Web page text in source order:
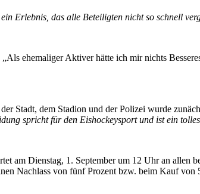
Erlebnis, das alle Beteiligten nicht so schnell
ehemaliger Aktiver hätte ich mir nichts
Stadt, dem Stadion und der Polizei wurde
spricht für den Eishockeysport und ist ein
am Dienstag, 1. September um 12 Uhr an allen
Nachlass von fünf Prozent bzw. beim Kauf von